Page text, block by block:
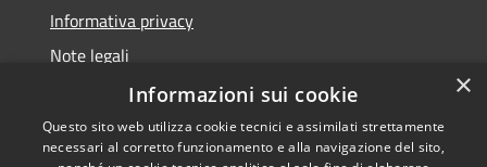
Informativa privacy
Note legali
Dichiarazione di accessibilità
×
Informazioni sui cookie
Questo sito web utilizza cookie tecnici e assimilati strettamente
necessari al corretto funzionamento e alla navigazione del sito,